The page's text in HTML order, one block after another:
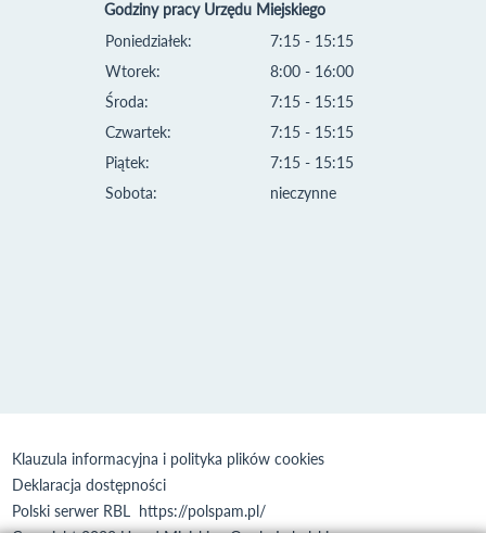
Godziny pracy Urzędu Miejskiego
Poniedziałek:
Wtorek:
Środa:
Czwartek:
Piątek:
Sobota:
7:15 - 15:15
8:00 - 16:00
7:15 - 15:15
7:15 - 15:15
7:15 - 15:15
nieczynne
Klauzula informacyjna i polityka plików cookies
Deklaracja dostępności
Polski serwer RBL https://polspam.pl/